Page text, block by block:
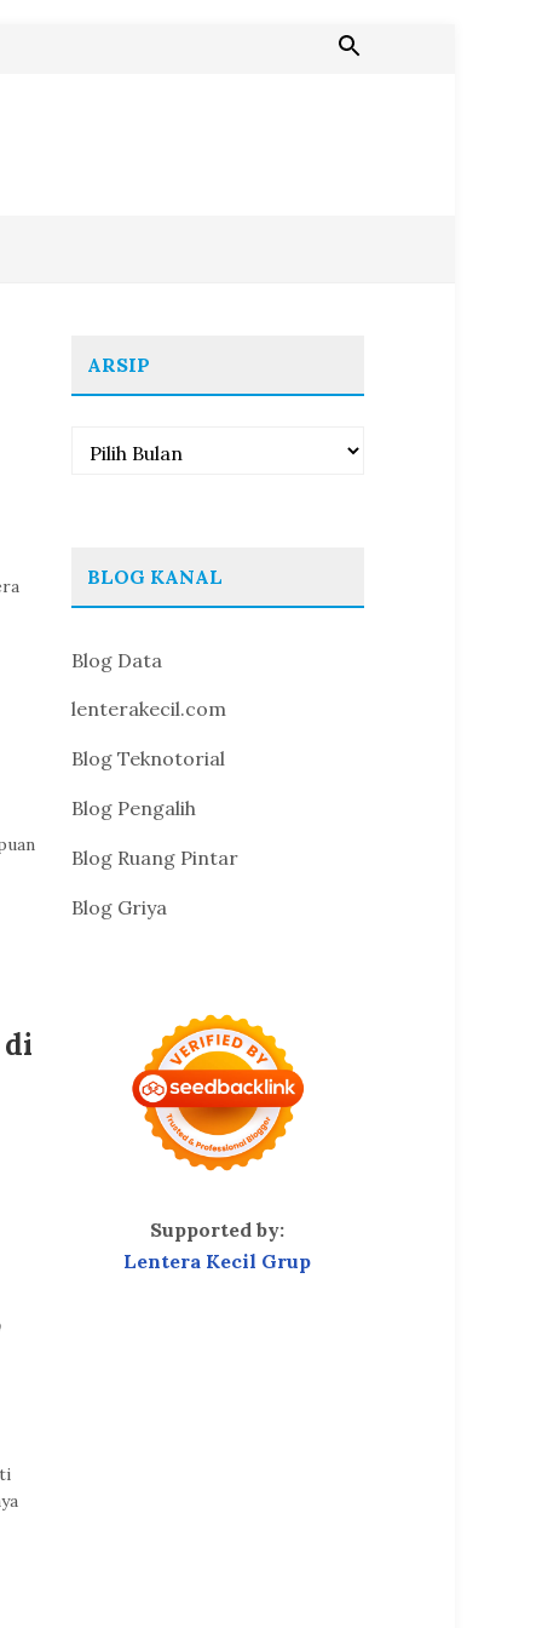
di
ARSIP
Arsip
BLOG KANAL
Blog Data
lenterakecil.com
Blog Teknotorial
Blog Pengalih
Blog Ruang Pintar
Blog Griya
Supported by:
Lentera Kecil Grup